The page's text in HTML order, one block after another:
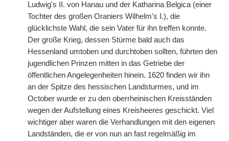
Ludwig's II. von Hanau und der Katharina Belgica (einer
Tochter des großen Oraniers Wilhelm's I.), die
glücklichste Wahl, die sein Vater für ihn treffen konnte.
Der große Krieg, dessen Stürme bald auch das
Hessenland umtoben und durchtoben sollten, führten den
jugendlichen Prinzen mitten in das Getriebe der
öffentlichen Angelegenheiten hinein. 1620 finden wir ihn
an der Spitze des hessischen Landsturmes, und im
October wurde er zu den oberrheinischen Kreisständen
wegen der Aufstellung eines Kreisheeres geschickt. Viel
wichtiger aber waren die Verhandlungen mit den eigenen
Landständen, die er von nun an fast regelmäßig im